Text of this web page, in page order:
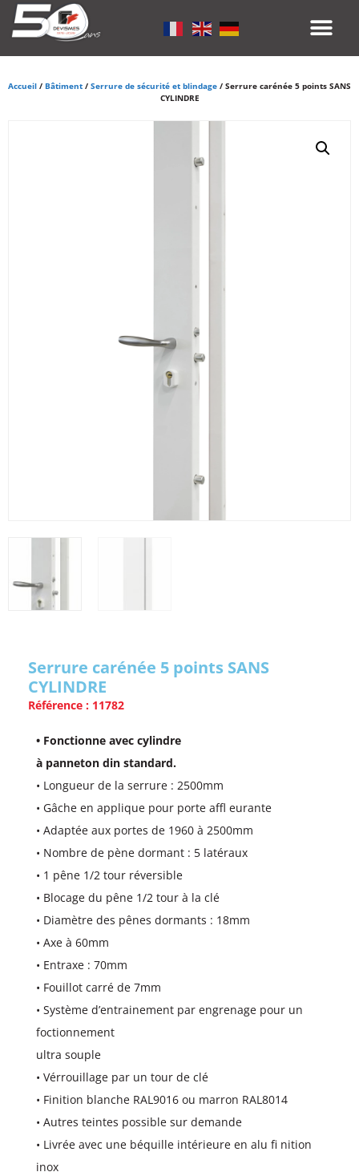
Accueil / Bâtiment / Serrure de sécurité et blindage / Serrure carénée 5 points SANS
CYLINDRE
Serrure carénée 5 points SANS
CYLINDRE
Référence : 11782
• Fonctionne avec cylindre
à panneton din standard.
• Longueur de la serrure : 2500mm
• Gâche en applique pour porte affl eurante
• Adaptée aux portes de 1960 à 2500mm
• Nombre de pène dormant : 5 latéraux
• 1 pêne 1/2 tour réversible
• Blocage du pêne 1/2 tour à la clé
• Diamètre des pênes dormants : 18mm
• Axe à 60mm
• Entraxe : 70mm
• Fouillot carré de 7mm
• Système d’entrainement par engrenage pour un
foctionnement
ultra souple
• Vérrouillage par un tour de clé
• Finition blanche RAL9016 ou marron RAL8014
• Autres teintes possible sur demande
• Livrée avec une béquille intérieure en alu fi nition
inox